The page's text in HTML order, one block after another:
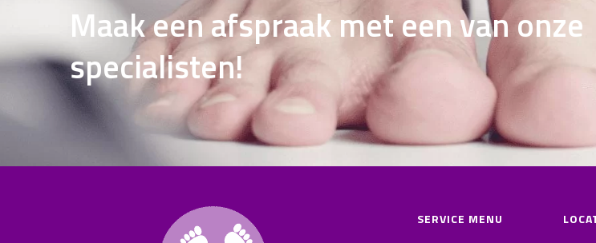
Maak een afspraak met een van onze
specialisten!
SERVICE MENU